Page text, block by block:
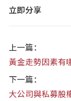
立即分享
上一篇：
黃金走勢因素有
下一篇：
大公司與私募股